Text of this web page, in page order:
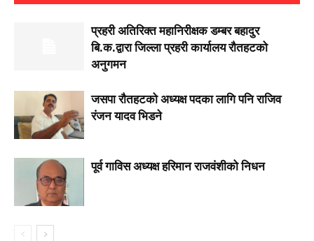
प्रहरी अतिरिक्त महानिरीक्षक डम्बर बहादुर
बि.क.द्वारा जिल्ला प्रहरी कार्यालय रौतहटको
अनुगमन
जसपा राैतहटको अध्यक्ष पदका लागि पनि राजिव
रंजन यादव भिडने
पूर्व गाविस अध्यक्ष हरिमान राजवंशीको निधन